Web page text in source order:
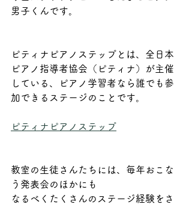
男子くんです。
ピティナピアノステップとは、全日本
ピアノ指導者協会（ピティナ）が主催
している、ピアノ学習者なら誰でも参
加できるステージのことです。
ピティナピアノステップ
教室の生徒さんたちには、毎年おこな
う発表会のほかにも
なるべくたくさんのステージ経験をさ